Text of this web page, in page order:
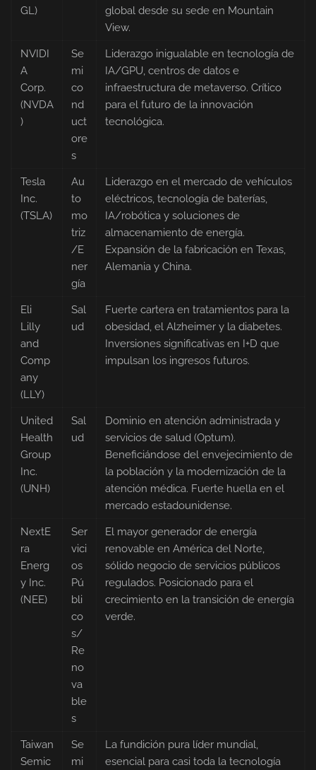
GL)
global desde su sede en Mountain
View.
NVIDI
A
Corp.
(NVDA
)
Se
mi
co
nd
uct
ore
s
Liderazgo inigualable en tecnología de
IA/GPU, centros de datos e
infraestructura de metaverso. Crítico
para el futuro de la innovación
tecnológica.
Tesla
Inc.
(TSLA)
Au
to
mo
triz
/E
ner
gía
Liderazgo en el mercado de vehículos
eléctricos, tecnología de baterías,
IA/robótica y soluciones de
almacenamiento de energía.
Expansión de la fabricación en Texas,
Alemania y China.
Eli
Lilly
and
Comp
any
(LLY)
Sal
ud
Fuerte cartera en tratamientos para la
obesidad, el Alzheimer y la diabetes.
Inversiones significativas en I+D que
impulsan los ingresos futuros.
United
Health
Group
Inc.
(UNH)
Sal
ud
Dominio en atención administrada y
servicios de salud (Optum).
Beneficiándose del envejecimiento de
la población y la modernización de la
atención médica. Fuerte huella en el
mercado estadounidense.
NextE
ra
Energ
y Inc.
(NEE)
Ser
vici
os
Pú
bli
co
s/
Re
no
va
ble
s
El mayor generador de energía
renovable en América del Norte,
sólido negocio de servicios públicos
regulados. Posicionado para el
crecimiento en la transición de energía
verde.
Taiwan
Semic
Se
mi
La fundición pura líder mundial,
esencial para casi toda la tecnología